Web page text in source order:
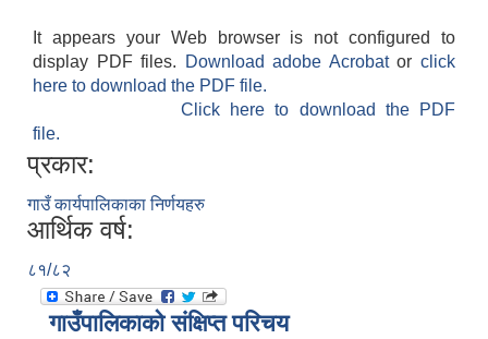
It appears your Web browser is not configured to
display PDF files.
Download adobe Acrobatorclick
here to download the PDF file.
Click here to download the PDF
file.
प्रकार:
गाउँ कार्यपालिकाका निर्णयहरु
आर्थिक वर्ष:
८१/८२
गाउँपालिकाको संक्षिप्त परिचय